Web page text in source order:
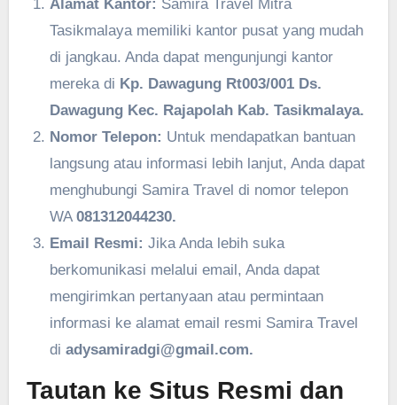
Alamat Kantor: Samira Travel Mitra
Tasikmalaya memiliki kantor pusat yang mudah
di jangkau. Anda dapat mengunjungi kantor
mereka di Kp. Dawagung Rt003/001 Ds.
Dawagung Kec. Rajapolah Kab. Tasikmalaya.
Nomor Telepon: Untuk mendapatkan bantuan
langsung atau informasi lebih lanjut, Anda dapat
menghubungi Samira Travel di nomor telepon
WA 081312044230.
Email Resmi: Jika Anda lebih suka
berkomunikasi melalui email, Anda dapat
mengirimkan pertanyaan atau permintaan
informasi ke alamat email resmi Samira Travel
di adysamiradgi@gmail.com.
Tautan ke Situs Resmi dan